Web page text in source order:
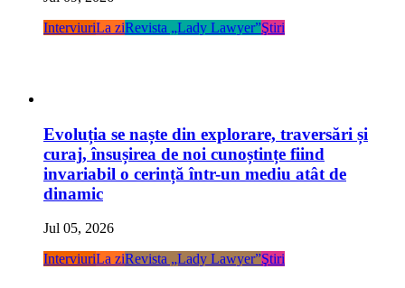
InterviuriLa ziRevista „Lady Lawyer”Ştiri
Evoluția se naște din explorare, traversări și
curaj, însușirea de noi cunoștințe fiind
invariabil o cerință într-un mediu atât de
dinamic
Jul 05, 2026
InterviuriLa ziRevista „Lady Lawyer”Ştiri